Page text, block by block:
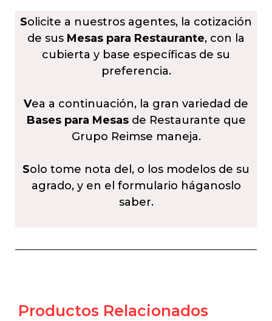
Solicite a nuestros agentes, la cotización
de sus Mesas para Restaurante, con la
cubierta y base específicas de su
preferencia.
Vea a continuación, la gran variedad de
Bases para Mesasde Restaurante que
Grupo Reimse maneja.
Solo tome nota del, o los modelos de su
agrado, y en el formulario háganoslo
saber.
Productos Relacionados